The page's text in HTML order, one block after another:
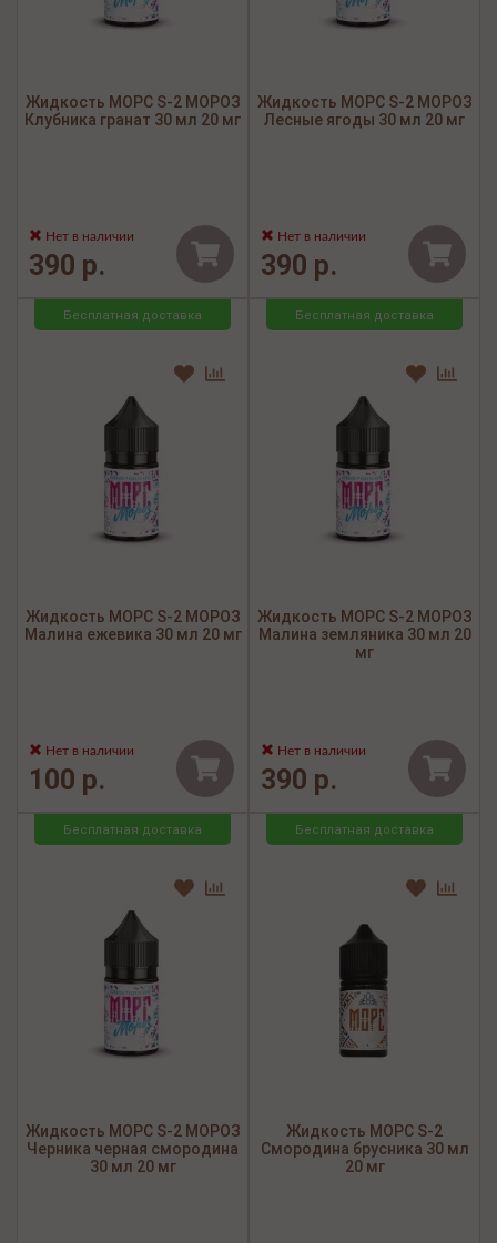
Жидкость МОРС S-2 МОРОЗ
Клубника гранат 30 мл 20 мг
Нет в наличии
390 р.
Жидкость МОРС S-2 МОРОЗ
Лесные ягоды 30 мл 20 мг
Нет в наличии
390 р.
Бесплатная доставка
Жидкость МОРС S-2 МОРОЗ
Малина ежевика 30 мл 20 мг
Нет в наличии
100 р.
Бесплатная доставка
Жидкость МОРС S-2 МОРОЗ
Малина земляника 30 мл 20
мг
Нет в наличии
390 р.
Бесплатная доставка
Жидкость МОРС S-2 МОРОЗ
Черника черная смородина
30 мл 20 мг
Бесплатная доставка
Жидкость МОРС S-2
Смородина брусника 30 мл
20 мг